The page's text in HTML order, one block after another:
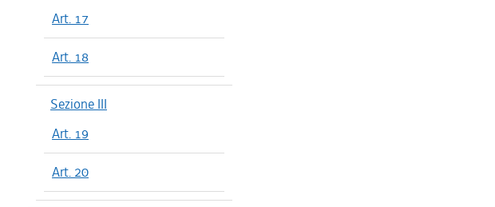
Art. 17
Art. 18
Sezione III
Art. 19
Art. 20